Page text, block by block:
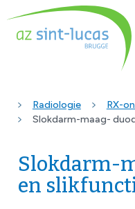
Radiologie
RX-
Slokdarm-maag-
Slokdarm-
en